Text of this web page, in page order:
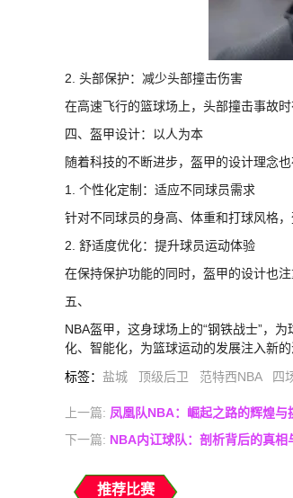
2. 头部保护：减少头部撞击伤害
在高速飞行的篮球场上，头部撞击事故
四、盔甲设计：以人为本
随着科技的不断进步，盔甲的设计理念
1. 个性化定制：适应不同球员需求
针对不同球员的身高、体重和打球风格
2. 舒适度优化：提升球员运动体验
在保持保护功能的同时，盔甲的设计也
五、
NBA盔甲，这身球场上的“钢铁战士”，
化、智能化，为篮球运动的发展注入新
标签： 盐城 顶级后卫 范特西NBA 四
上一篇: 凤凰队NBA：崛起之路的辉煌与
下一篇: NBA内讧球队：剖析背后的真相
推荐比赛